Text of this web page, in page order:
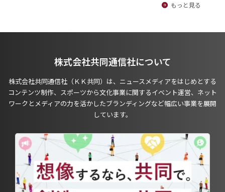
もっと見る
株式会社共同通信社について
株式会社共同通信社（ＫＫ共同）は、ニュースメディアをはじめとする
コンテンツ制作、スポーツから文化事業に関するイベント運営、ネット
ワークとメディアの力を活かしたブランディングなど幅広い事業を展開
しています。